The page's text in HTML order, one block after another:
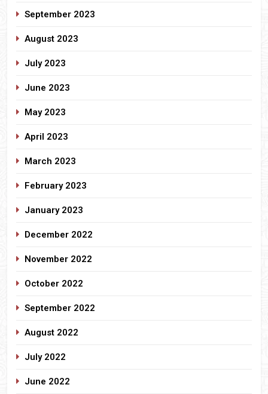
September 2023
August 2023
July 2023
June 2023
May 2023
April 2023
March 2023
February 2023
January 2023
December 2022
November 2022
October 2022
September 2022
August 2022
July 2022
June 2022